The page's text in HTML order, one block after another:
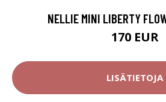
NELLIE MINI LIBERTY
170 EUR
LISÄTIETOJA